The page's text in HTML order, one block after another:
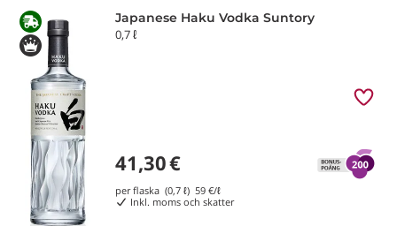
Japanese Haku Vodka Suntory
0,7 ℓ
41,30€
per flaska (0,7 ℓ) 59 €/ℓ
Inkl. moms och skatter